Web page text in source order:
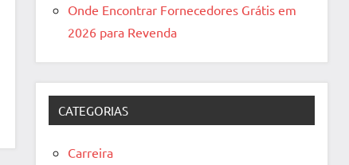
Onde Encontrar Fornecedores Grátis em
2026 para Revenda
CATEGORIAS
Carreira